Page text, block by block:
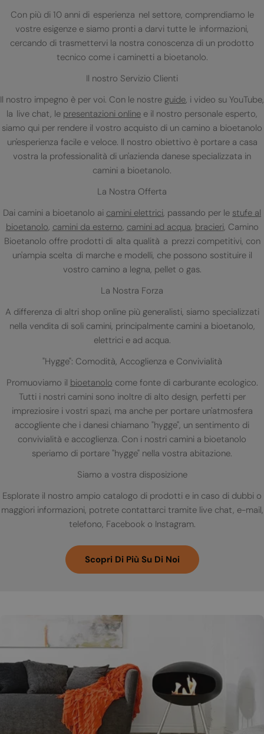
Con più di 10 anni di esperienza nel settore, comprendiamo le
vostre esigenze e siamo pronti a darvi tutte le informazioni,
cercando di trasmettervi la nostra conoscenza di un prodotto
tecnico come i caminetti a bioetanolo.
Il nostro Servizio Clienti
Il nostro impegno è per voi. Con le nostre guide, i video su YouTube,
la live chat, le presentazioni online e il nostro personale esperto,
siamo qui per rendere il vostro acquisto di un camino a bioetanolo
un'esperienza facile e veloce. Il nostro obiettivo è portare a casa
vostra la professionalità di un'azienda danese specializzata in
camini a bioetanolo.
La Nostra Offerta
Dai camini a bioetanolo ai camini elettrici, passando per le stufe al
bioetanolo, camini da esterno, camini ad acqua, bracieri, Camino
Bioetanolo offre prodotti di alta qualità a prezzi competitivi, con
un'ampia scelta di marche e modelli, che possono sostituire il
vostro camino a legna, pellet o gas.
La Nostra Forza
A differenza di altri shop online più generalisti, siamo specializzati
nella vendita di soli camini, principalmente camini a bioetanolo,
elettrici e ad acqua.
"Hygge": Comodità, Accoglienza e Convivialità
Promuoviamo il bioetanolo come fonte di carburante ecologico.
Tutti i nostri camini sono inoltre di alto design, perfetti per
impreziosire i vostri spazi, ma anche per portare un'atmosfera
accogliente che i danesi chiamano "hygge", un sentimento di
convivialità e accoglienza. Con i nostri camini a bioetanolo
speriamo di portare "hygge" nella vostra abitazione.
Siamo a vostra disposizione
Esplorate il nostro ampio catalogo di prodotti e in caso di dubbi o
maggiori informazioni, potrete contattarci tramite live chat, e-mail,
telefono, Facebook o Instagram.
Scopri Di Più Su Di Noi